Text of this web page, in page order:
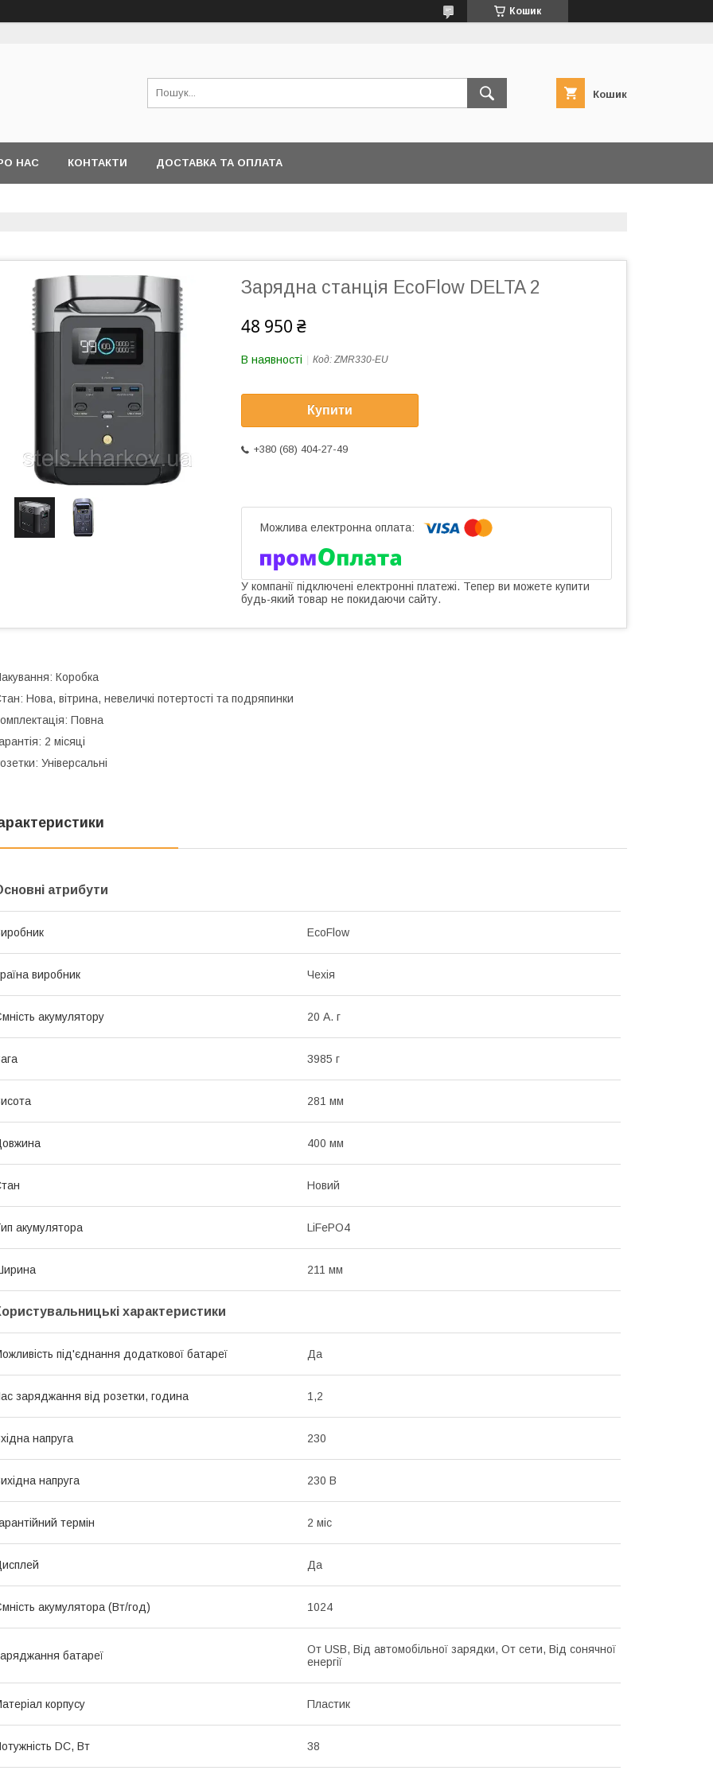
Кошик
Кошик
НАС КОНТАКТИ ДОСТАВКА ТА ОПЛАТА
Зарядна станція EcoFlow DELTA 2
48 950 ₴
В наявності Код: ZMR330-EU
Купити
+380 (68) 404-27-49
У компанії підключені електронні платежі. Тепер ви можете купити
будь-який товар не покидаючи сайту.
Коробка
Нова, вітрина, невеличкі потертості та подряпинки
Повна
2 місяці
Універсальні
атрибути
EcoFlow
виробник Чехія
акумулятору 20 А. г
3985 г
281 мм
400 мм
Новий
акумулятора LiFePO4
211 мм
характеристики
під'єднання додаткової батареї Да
заряджання від розетки, година 1,2
напруга 230
напруга 230 В
термін 2 міс
Да
акумулятора (Вт/год) 1024
батареї
От USB, Від автомобільної зарядки, От сети, Від сонячної
енергії
корпусу Пластик
DC, Вт 38